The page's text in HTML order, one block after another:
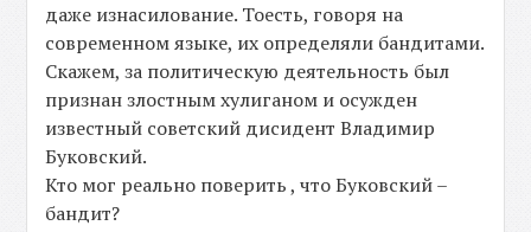
даже изнасилование. Тоесть, говоря на
современном языке, их определяли бандитами.
Скажем, за политическую деятельность был
признан злостным хулиганом и осужден
известный советский дисидент Владимир
Буковский.
Кто мог реально поверить , что Буковский –
бандит?